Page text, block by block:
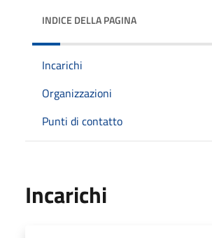
INDICE DELLA PAGINA
Incarichi
Organizzazioni
Punti di contatto
Incarichi